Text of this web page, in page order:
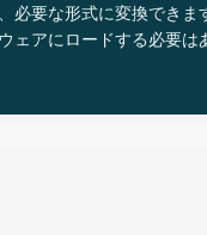
必要な形式に変換できま
ェアにロードする必要は